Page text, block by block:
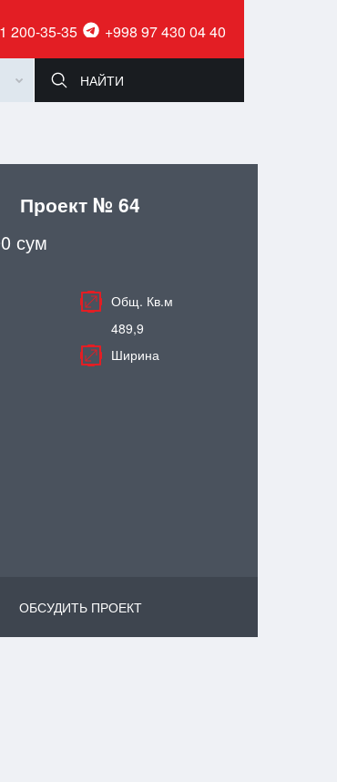
200-35-35 +998 97 430 04 40
Проект № 64
сум
Общ. Кв.м
489,9
Ширина
ОБСУДИТЬ ПРОЕКТ